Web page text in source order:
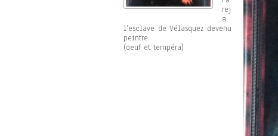
rej
a,
l’esclave de Vélasquez devenu
peintre.
(oeuf et tempéra)